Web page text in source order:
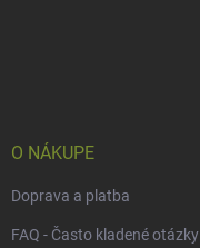
O NÁKUPE
Doprava a platba
FAQ - Často kladené otázky